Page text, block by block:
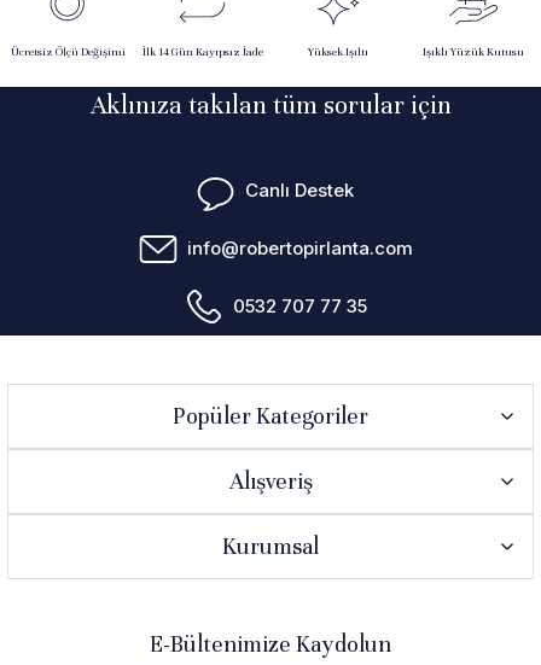
Ücretsiz Ölçü Değişimi İlk 14 Gün Kayıpsız İade Yüksek Işıltı Işıklı Yüzük Kutusu
Aklınıza takılan tüm sorular için
Canlı Destek
info@robertopirlanta.com
0532 707 77 35
Popüler Kategoriler
Alışveriş
Kurumsal
E-Bültenimize Kaydolun